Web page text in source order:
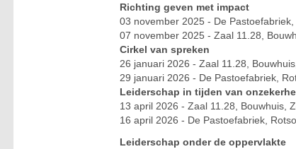
Richting geven met impact
03 november 2025 - De
07 november 2025 - Zaal 11.28,
Cirkel van spreken
26 januari 2026 - Zaal 11.28,
29 januari 2026 - De Pastoefabriek,
Leiderschap in tijden van
13 april 2026 - Zaal 11.28, Bouwhuis,
16 april 2026 - De Pastoefabriek,
Leiderschap onder de oppervlakte